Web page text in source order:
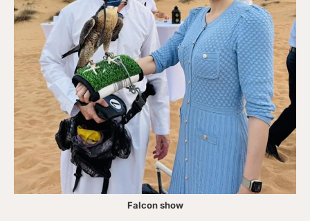
Falcon show